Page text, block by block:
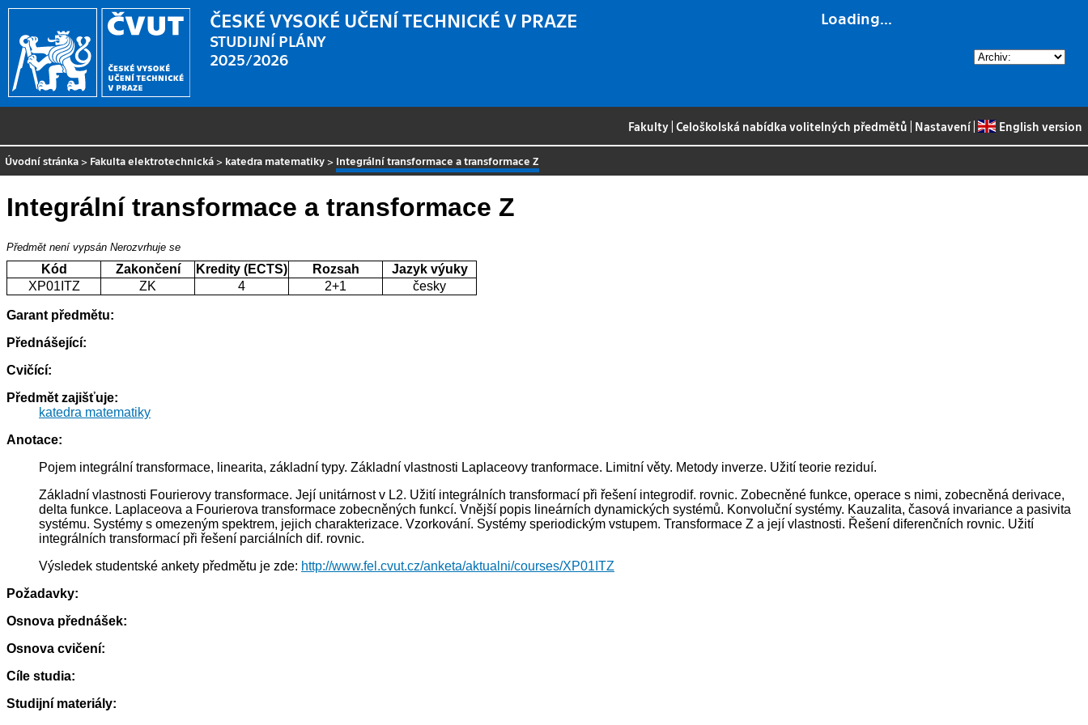
Loading...
ČESKÉ VYSOKÉ UČENÍ TECHNICKÉ V PRAZE
STUDIJNÍ PLÁNY
2025/2026
Fakulty |Celoškolská nabídka volitelných předmětů Nastavení| English version
Úvodní stránka > Fakulta elektrotechnická > katedra matematiky > Integrální transformace a transformace Z
Integrální transformace a transformace Z
Předmět není vypsán Nerozvrhuje se
Kód Zakončení Kredity (ECTS) Rozsah
Jazyk výuky
XP01ITZ
ZK 4 2+1 česky
Garant předmětu:
Přednášející:
Cvičící:
Předmět zajišťuje:
katedra matematiky
Anotace:
Pojem integrální transformace, linearita, základní typy. Základní vlastnosti Laplaceovy tranformace. Limitní věty. Metody inverze. Užití teorie reziduí.
Základní vlastnosti Fourierovy transformace. Její unitárnost v L2. Užití integrálních transformací při řešení integrodif. rovnic. Zobecněné funkce, operace s nimi, zobecněná derivace,
delta funkce. Laplaceova a Fourierova transformace zobecněných funkcí. Vnější popis lineárních dynamických systémů. Konvoluční systémy. Kauzalita, časová invariance a pasivita
systému. Systémy s omezeným spektrem, jejich charakterizace. Vzorkování. Systémy speriodickým vstupem. Transformace Z a její vlastnosti. Řešení diferenčních rovnic. Užití
integrálních transformací při řešení parciálních dif. rovnic.
Výsledek studentské ankety předmětu je zde: http://www.fel.cvut.cz/anketa/aktualni/courses/XP01ITZ
Požadavky:
Osnova přednášek:
Osnova cvičení:
Cíle studia:
Studijní materiály: